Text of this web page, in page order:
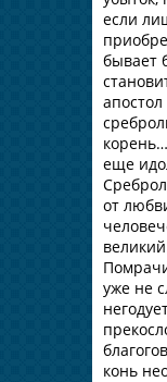
если
бывает
еще
от
уже не
конь